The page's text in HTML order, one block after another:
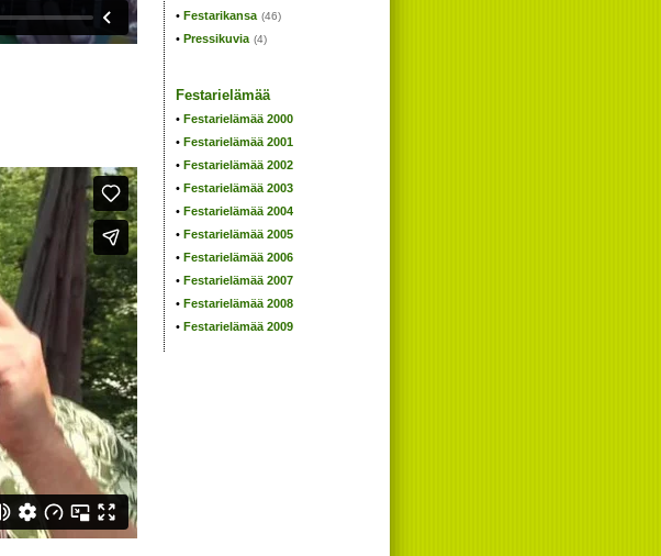
Festarikansa (46)
Pressikuvia (4)
Festarielämää
Festarielämää 2000
Festarielämää 2001
Festarielämää 2002
Festarielämää 2003
Festarielämää 2004
Festarielämää 2005
Festarielämää 2006
Festarielämää 2007
Festarielämää 2008
Festarielämää 2009